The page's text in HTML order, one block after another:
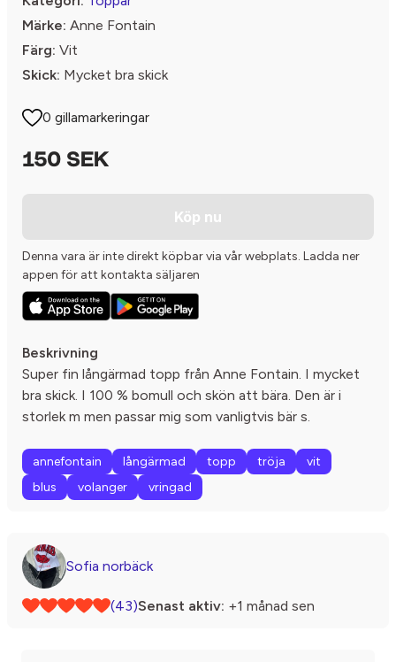
Märke: Anne Fontain
Färg: Vit
Skick: Mycket bra skick
0 gillamarkeringar
150 SEK
Köp nu
Denna vara är inte direkt köpbar via vår webplats. Ladda ner
appen för att kontakta säljaren
Beskrivning
Super fin långärmad topp från Anne Fontain. I mycket
bra skick. I 100 % bomull och skön att bära. Den är i
storlek m men passar mig som vanligtvis bär s.
annefontain långärmad topp tröja
vit
blus
volanger vringad
Sofia norbäck
(43)Senast aktiv: +1 månad sen